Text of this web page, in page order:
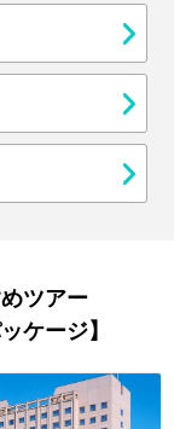
ツアー
ケージ】